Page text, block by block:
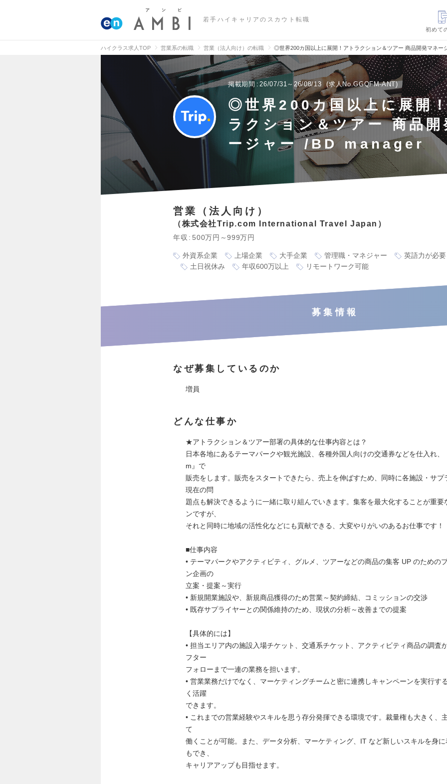
若手ハイキャリアのスカウト転職
初めて
ハイクラス求人TOP 営業系の転職 営業（法人向け）の転職 ◎世界200カ国以上に展開！アトラクション＆ツアー 商品開発マネー
掲載期間 26/07/31～26/08/13 求人No.GGQFM-ANT
◎世界200カ国以上に展開
ラクション＆ツアー 商品開
ージャー /BD manager
営業（法人向け）
株式会社Trip.com International Travel Japan
年収 500万円～999万円
外資系企業 上場企業 大手企業 管理職・マネジャー
英語力が必要
土日祝休み
年収600万以上 リモートワーク可能
募集情報
なぜ募集しているのか
増員
どんな仕事か
★アトラクション＆ツアー部署の具体的な仕事内容とは？
日本各地にあるテーマパークや観光施設、各種外国人向けの交通券などを仕入れ、
m』で
販売をします。販売をスタートできたら、売上を伸ばすため、同時に各施設・サプ
現在の問
題点も解決できるように一緒に取り組んでいきます。集客を最大化することが重要
ンですが、
それと同時に地域の活性化などにも貢献できる、大変やりがいのあるお仕事です！
■仕事内容
• テーマパークやアクティビティ、グルメ、ツアーなどの商品の集客 UP のための
ン企画の
立案・提案～実行
• 新規開業施設や、新規商品獲得のため営業～契約締結、コミッションの交渉
• 既存サプライヤーとの関係維持のため、現状の分析～改善までの提案
【具体的には】
• 担当エリア内の施設入場チケット、交通系チケット、アクティビティ商品の調査
フター
フォローまで一連の業務を担います。
• 営業業務だけでなく、マーケティングチームと密に連携しキャンペーンを実行す
く活躍
できます。
• これまでの営業経験やスキルを思う存分発揮できる環境です。裁量権も大きく、
て
働くことが可能。また、データ分析、マーケティング、IT など新しいスキルを身
もでき、
キャリアアップも目指せます。